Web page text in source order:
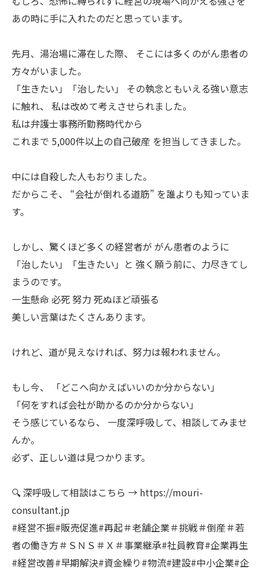
あの時に手に入れたのだと思っています。
先月、湯治場に滞在した際、 そこには多くのがん患者の
方々がいました。
「生きたい」「治したい」 その執念ともいえる強い意志
に触れ、 私は改めて考えさせられました。
私は弁護士事務所勤務時代から
これまで 5,000件以上の自己破産 を担当してきました。
中には自殺した人もおりました。
だからこそ、 “会社が倒れる道筋” を誰よりも知っていま
す。
しかし、驚くほど多くの経営者が がん患者のように
「治したい」「生きたい」と 強く願う前に、力尽きてし
まうのです。
一生懸命 必死 努力 死ぬほど頑張る
美しい言葉はたくさんあります。
けれど、道が見えなければ、努力は報われません。
もし今、 「どこへ向かえばいいのか分からない」
「何をすれば会社が助かるのか分からない」
そう感じているなら、 一度深呼吸して、相談してみませ
んか。
必ず、正しい道は見つかります。
🔍 深呼吸して相談はこちら → https://mouri-
consultant.jp
#経営不振#販売促進#再起＃老舗企業＃挑戦＃倒産＃若
者の働き方＃ＳＮＳ＃Ｘ＃事業継承#社員教育#企業再生
#経営改善#早期解決#資金繰り#物流#建設#中小企業#企